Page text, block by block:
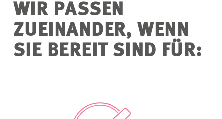
WIR PASSEN
ZUEINANDER, WENN
SIE BEREIT SIND FÜR: